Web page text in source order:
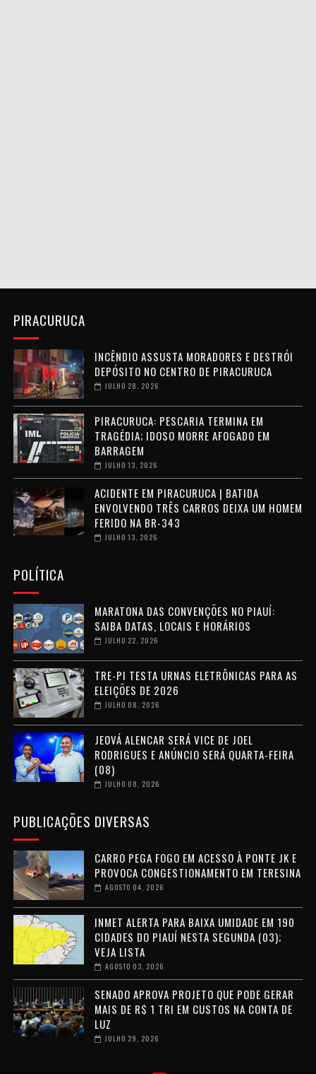
PIRACURUCA
INCÊNDIO ASSUSTA MORADORES E DESTRÓI
DEPÓSITO NO CENTRO DE PIRACURUCA
JULHO 28, 2026
PIRACURUCA: PESCARIA TERMINA EM
TRAGÉDIA; IDOSO MORRE AFOGADO EM
BARRAGEM
JULHO 13, 2026
ACIDENTE EM PIRACURUCA | BATIDA
ENVOLVENDO TRÊS CARROS DEIXA UM HOMEM
FERIDO NA BR-343
JULHO 13, 2026
POLÍTICA
MARATONA DAS CONVENÇÕES NO PIAUÍ:
SAIBA DATAS, LOCAIS E HORÁRIOS
JULHO 22, 2026
TRE-PI TESTA URNAS ELETRÔNICAS PARA AS
ELEIÇÕES DE 2026
JULHO 08, 2026
JEOVÁ ALENCAR SERÁ VICE DE JOEL
RODRIGUES E ANÚNCIO SERÁ QUARTA-FEIRA
(08)
JULHO 08, 2026
PUBLICAÇÕES DIVERSAS
CARRO PEGA FOGO EM ACESSO À PONTE JK E
PROVOCA CONGESTIONAMENTO EM TERESINA
AGOSTO 04, 2026
INMET ALERTA PARA BAIXA UMIDADE EM 190
CIDADES DO PIAUÍ NESTA SEGUNDA (03);
VEJA LISTA
AGOSTO 03, 2026
SENADO APROVA PROJETO QUE PODE GERAR
MAIS DE R$ 1 TRI EM CUSTOS NA CONTA DE
LUZ
JULHO 29, 2026